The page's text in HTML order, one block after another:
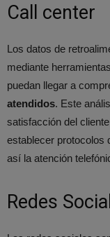
Call center
Los datos de
mediante
puedan llegar a
atendidos. Este
satisfacción del
establecer protocolos
así la atención
Redes